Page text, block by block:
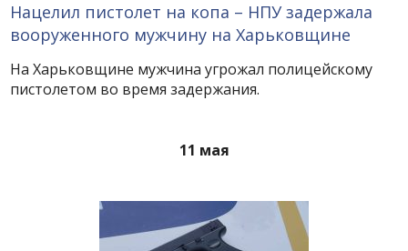
Нацелил пистолет на копа – НПУ задержала
вооруженного мужчину на Харьковщине
На Харьковщине мужчина угрожал полицейскому
пистолетом во время задержания.
11 мая